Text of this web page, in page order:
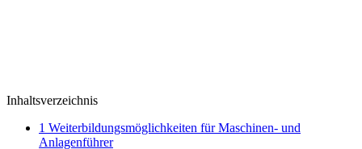
Inhaltsverzeichnis
1 Weiterbildungsmöglichkeiten für Maschinen- und
Anlagenführer